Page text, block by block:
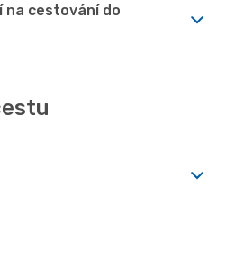
na cestování do